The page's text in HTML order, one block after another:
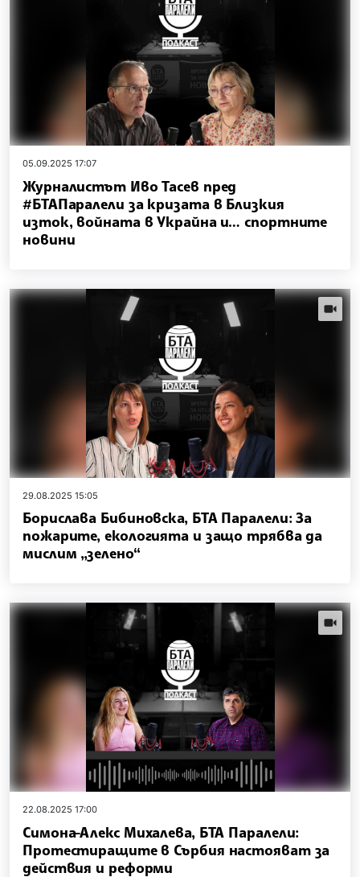
05.09.2025 17:07
Журналистът Иво Тасев пред
#БТАПаралели за кризата в Близкия
изток, войната в Украйна и… спортните
новини
29.08.2025 15:05
Борислава Бибиновска, БТА Паралели: За
пожарите, екологията и защо трябва да
мислим „зелено“
22.08.2025 17:00
Симона-Алекс Михалева, БТА Паралели:
Протестиращите в Сърбия настояват за
действия и реформи